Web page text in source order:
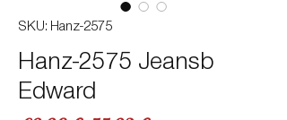
SKU: Hanz-2575
Hanz-2575 Jeansb
Edward